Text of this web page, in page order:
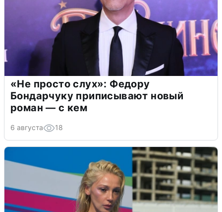
«Не просто слух»: Федору
Бондарчуку приписывают новый
роман — с кем
6 августа 18